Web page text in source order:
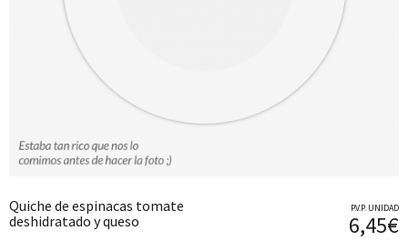
Quiche de espinacas tomate
deshidratado y queso
P.V.P. UNIDAD
6,45€